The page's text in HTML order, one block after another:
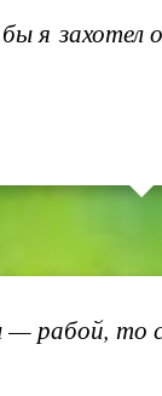
я
рабой, то